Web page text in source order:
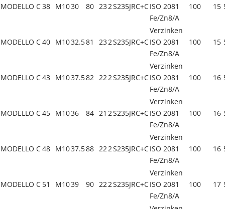
MODELLO C38 M1030 80 232S235JRC+CISO 2081
Fe/Zn8/A
100 15
MODELLO C40 M1032.581 232S235JRC+C
Verzinken
ISO 2081
Fe/Zn8/A
100 15
MODELLO C43 M1037.582 222S235JRC+C
Verzinken
ISO 2081
Fe/Zn8/A
100 16
MODELLO C45 M1036 84 21 2S235JRC+C
Verzinken
ISO 2081
Fe/Zn8/A
100 16
MODELLO C48 M1037.588 222S235JRC+C
Verzinken
ISO 2081
Fe/Zn8/A
100 16
MODELLO C 51 M1039 90 222S235JRC+C
Verzinken
ISO 2081
Fe/Zn8/A
100 17